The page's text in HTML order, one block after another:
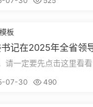
...
板
记在2025年全省领
育会上的讲话.1
请一定要先点击这里看
...
07-30 490